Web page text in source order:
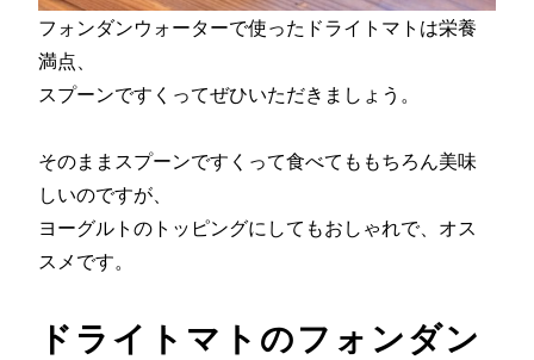
フォンダンウォーターで使ったドライトマトは栄養
満点、
スプーンですくってぜひいただきましょう。
そのままスプーンですくって食べてももちろん美味
しいのですが、
ヨーグルトのトッピングにしてもおしゃれで、オス
スメです。
ドライトマトのフォンダン